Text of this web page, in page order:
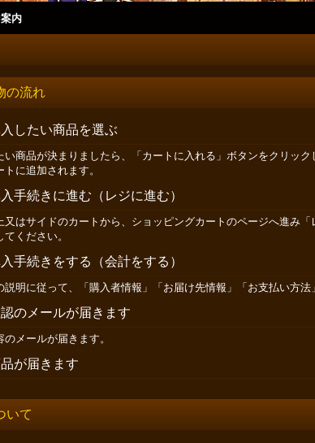
内
の流れ
したい商品を選ぶ
い商品が決まりましたら、「カートに入れる」ボタンをクリッ
トに追加されます。
手続きに進む（レジに進む）
又はサイドのカートから、ショッピングカートのページへ進み
てください。
手続きをする（会計をする）
説明に従って、「購入者情報」「お届け先情報」「お支払い方
のメールが届きます
のメールが届きます。
が届きます
いて